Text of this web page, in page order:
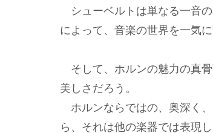
シューベルトは単なる一音
によって、音楽の世界を一気
そして、ホルンの魅力の真
美しさだろう。
ホルンならではの、奥深く
ら、それは他の楽器では表現